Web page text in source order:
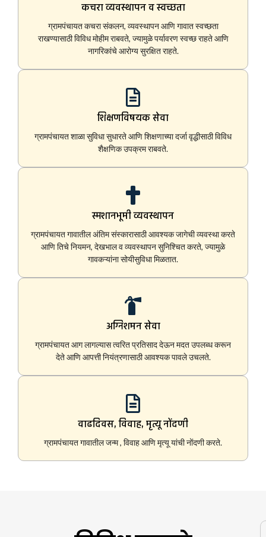
कचरा व्यवस्थापन व स्वच्छता
ग्रामपंचायत कचरा संकलन, व्यवस्थापन आणि गावात स्वच्छता
राखण्यासाठी विविध मोहीम राबवते, ज्यामुळे पर्यावरण स्वच्छ राहते आणि
नागरिकांचे आरोग्य सुरक्षित राहते.
शिक्षणविषयक सेवा
ग्रामपंचायत शाळा सुविधा सुधारते आणि शिक्षणाच्या दर्जा वृद्धीसाठी विविध
शैक्षणिक उपक्रम राबवते.
स्मशानभूमी व्यवस्थापन
ग्रामपंचायत गावातील अंतिम संस्कारासाठी आवश्यक जागेची व्यवस्था करते
आणि तिचे नियमन, देखभाल व व्यवस्थापन सुनिश्चित करते, ज्यामुळे
गावकऱ्यांना सोयीसुविधा मिळतात.
अग्निशमन सेवा
ग्रामपंचायत आग लागल्यास त्वरित प्रतिसाद देऊन मदत उपलब्ध करून
देते आणि आपत्ती नियंत्रणासाठी आवश्यक पावले उचलते.
वाढदिवस, विवाह, मृत्यू नोंदणी
ग्रामपंचायत गावातील जन्म , विवाह आणि मृत्यू यांची नोंदणी करते.